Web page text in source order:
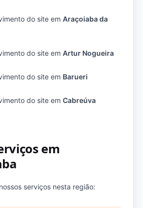
do site emAraçoiaba da
do site emArtur Nogueira
do site em Barueri
do site emCabreúva
em
serviços nesta região: